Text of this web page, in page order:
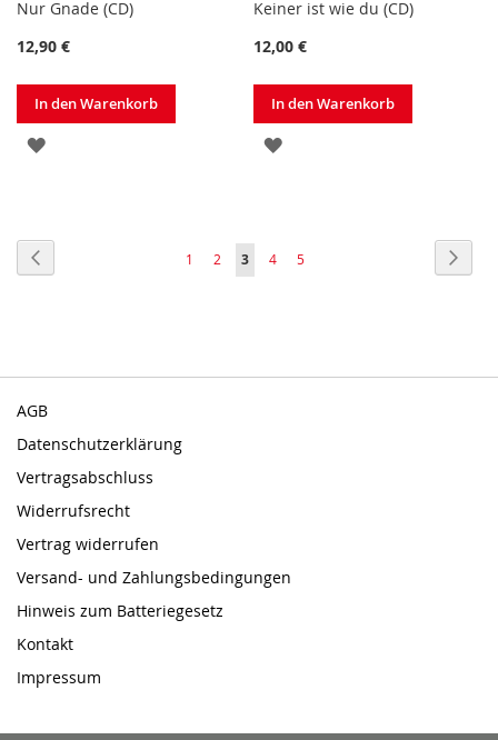
Nur Gnade (CD)
12,90 €
In den Warenkorb
ZUR
Keiner ist wie du (CD)
12,00 €
In den Warenkorb
ZUR
Seite
Seite
1 Seite
2
Sie
3 Seite
4 Seite
5
AGB
Datenschutzerklärung
Vertragsabschluss
Widerrufsrecht
Vertrag widerrufen
Versand- und Zahlungsbedingungen
Hinweis zum Batteriegesetz
Kontakt
Impressum